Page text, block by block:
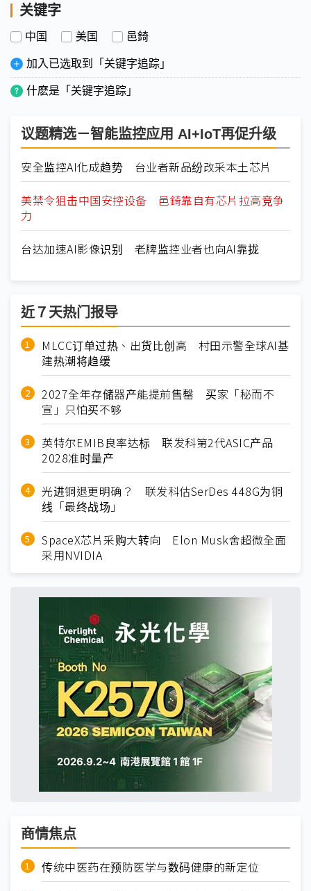
关键字
中国 美国 邑錡
加入已选取到「关键字追踪」
什麽是「关键字追踪」
议题精选－智能监控应用 AI+IoT再促升级
安全监控AI化成趋势 台业者新品纷改采本土芯片
美禁令狙击中国安控设备 邑錡靠自有芯片拉高竞争
力
台达加速AI影像识别 老牌监控业者也向AI靠拢
近７天热门报导
MLCC订单过热、出货比创高 村田示警全球AI基
建热潮将趋缓
2027全年存储器产能提前售罄 买家「秘而不
宣」只怕买不够
英特尔EMIB良率达标 联发科第2代ASIC产品
2028准时量产
光进铜退更明确？ 联发科估SerDes 448G为铜
线「最终战场」
SpaceX芯片采购大转向 Elon Musk舍超微全面
采用NVIDIA
商情焦点
传统中医药在预防医学与数码健康的新定位